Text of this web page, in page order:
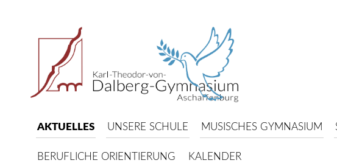
AKTUELLES UNSERE SCHULE MUSISCHES GYMNASIUM
BERUFLICHE ORIENTIERUNG KALENDER